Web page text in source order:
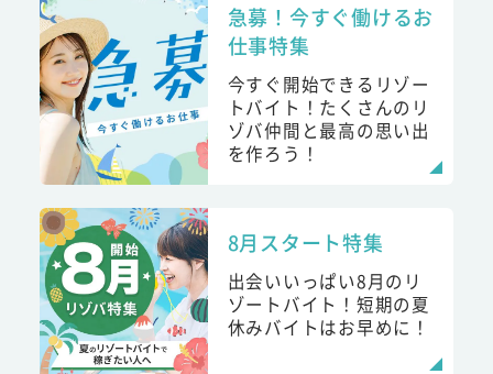
急募！今すぐ働けるお
仕事特集
今すぐ開始できるリゾー
トバイト！たくさんのリ
ゾバ仲間と最高の思い出
を作ろう！
8月スタート特集
出会いいっぱい8月のリ
ゾートバイト！短期の夏
休みバイトはお早めに！